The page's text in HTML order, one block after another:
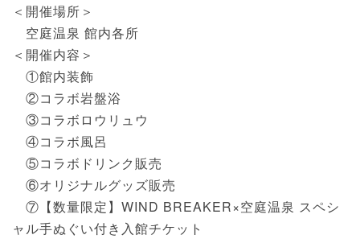
＜開催場所＞
空庭温泉 館内各所
＜開催内容＞
①館内装飾
②コラボ岩盤浴
③コラボロウリュウ
④コラボ風呂
⑤コラボドリンク販売
⑥オリジナルグッズ販売
⑦【数量限定】WIND BREAKER×空庭温泉 スペシ
ャル手ぬぐい付き入館チケット